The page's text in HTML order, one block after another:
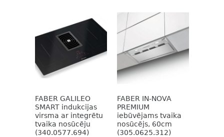
FABER GALILEO
SMART indukcijas
virsma ar integrētu
tvaika nosūcēju
(340.0577.694)
FABER IN-NOVA
PREMIUM
iebūvējams tvaika
nosūcējs, 60cm
(305.0625.312)